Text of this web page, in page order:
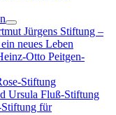
Jürgens Stiftung –
neues Leben
Otto Peitgen-
Stiftung
Ursula Fluß-Stiftung
für